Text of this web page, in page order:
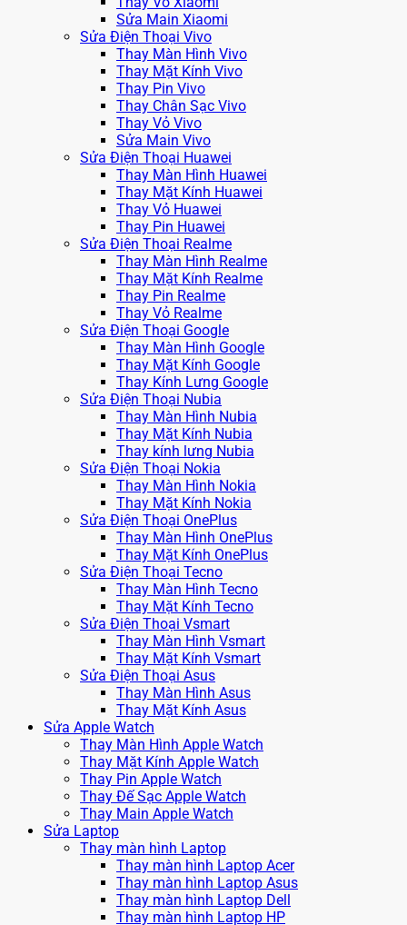
Sửa Main Xiaomi
Sửa Điện Thoại Vivo
Thay Màn Hình Vivo
Thay Mặt Kính Vivo
Thay Pin Vivo
Thay Chân Sạc Vivo
Thay Vỏ Vivo
Sửa Main Vivo
Sửa Điện Thoại Huawei
Thay Màn Hình Huawei
Thay Mặt Kính Huawei
Thay Vỏ Huawei
Thay Pin Huawei
Sửa Điện Thoại Realme
Thay Màn Hình Realme
Thay Mặt Kính Realme
Thay Pin Realme
Thay Vỏ Realme
Sửa Điện Thoại Google
Thay Màn Hình Google
Thay Mặt Kính Google
Thay Kính Lưng Google
Sửa Điện Thoại Nubia
Thay Màn Hình Nubia
Thay Mặt Kính Nubia
Thay kính lưng Nubia
Sửa Điện Thoại Nokia
Thay Màn Hình Nokia
Thay Mặt Kính Nokia
Sửa Điện Thoại OnePlus
Thay Màn Hình OnePlus
Thay Mặt Kính OnePlus
Sửa Điện Thoại Tecno
Thay Màn Hình Tecno
Thay Mặt Kính Tecno
Sửa Điện Thoại Vsmart
Thay Màn Hình Vsmart
Thay Mặt Kính Vsmart
Sửa Điện Thoại Asus
Thay Màn Hình Asus
Thay Mặt Kính Asus
Sửa Apple Watch
Thay Màn Hình Apple Watch
Thay Mặt Kính Apple Watch
Thay Pin Apple Watch
Thay Đế Sạc Apple Watch
Thay Main Apple Watch
Sửa Laptop
Thay màn hình Laptop
Thay màn hình Laptop Acer
Thay màn hình Laptop Asus
Thay màn hình Laptop Dell
Thay màn hình Laptop HP